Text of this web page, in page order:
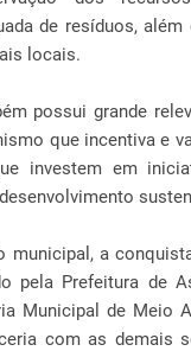
de resíduos,
locais.
possui grande
que incentiva e
investem em
municipal, a
pela Prefeitura de
Municipal de Meio
com as demais